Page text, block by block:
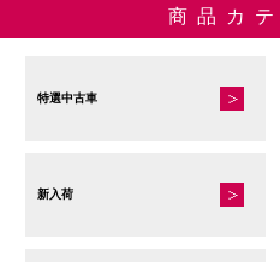
商品カ
特選中古車
新入荷